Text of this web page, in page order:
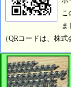
こ
ま
（QRコードは、株